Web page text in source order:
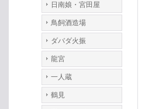
日南娘・宮田屋
鳥飼酒造場
ダバダ火振
龍宮
一人蔵
鶴見